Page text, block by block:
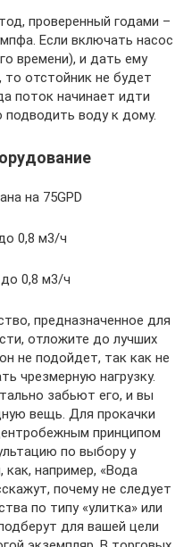
проверенный годами –
Если включать насос
времени), и дать ему
отстойник не будет
поток начинает идти
воду к дому.
на 75GPD
0,8 м3/ч
до 0,8 м3/ч
предназначенное для
отложите до лучших
не подойдет, так как не
чрезмерную нагрузку.
забьют его, и вы
вещь. Для прокачки
принципом
по выбору у
например, «Вода
почему не следует
по типу «улитка» или
для вашей цели